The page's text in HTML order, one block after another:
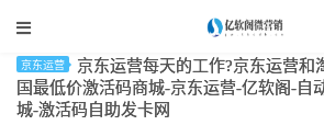
标签：京东运营
京东运营
京东运营每天的工作?京东运营
国最低价激活码商城-京东运营-亿软阁-自
城-激活码自助发卡网